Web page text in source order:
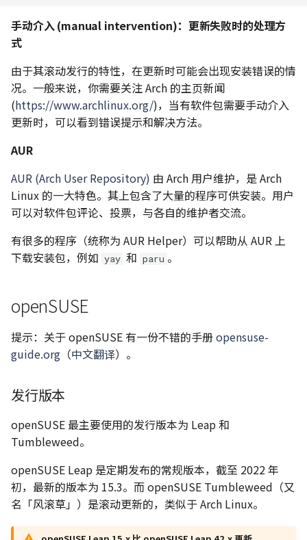
手动介入 (manual intervention)：更新失败时的处理方
式
由于其滚动发行的特性，在更新时可能会出现安装错误的情
况。一般来说，你需要关注 Arch 的主页新闻
(https://www.archlinux.org/)，当有软件包需要手动介入
更新时，可以看到错误提示和解决方法。
AUR
AUR (Arch User Repository) 由 Arch 用户维护，是 Arch
Linux 的一大特色。其上包含了大量的程序可供安装。用户
可以对软件包评论、投票，与各自的维护者交流。
有很多的程序（统称为 AUR Helper）可以帮助从 AUR 上
下载安装包，例如 yay 和 paru 。
openSUSE
提示：关于 openSUSE 有一份不错的手册opensuse-
guide.org （中文翻译）。
发行版本
openSUSE 最主要使用的发行版本为 Leap 和
Tumbleweed。
openSUSE Leap 是定期发布的常规版本，截至 2022 年
初，最新的版本为 15.3。而 openSUSE Tumbleweed（又
名「风滚草」）是滚动更新的，类似于 Arch Linux。